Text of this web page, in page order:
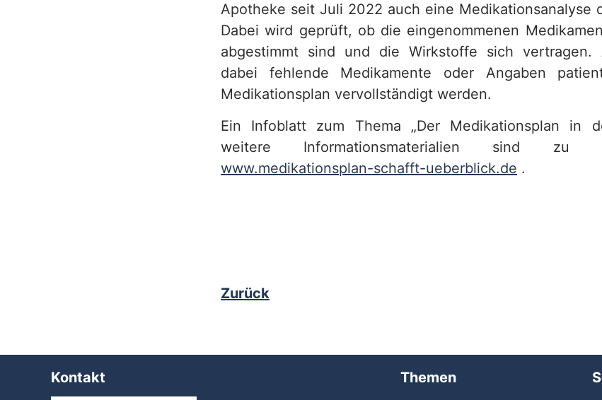
Apotheke seit Juli 2022 auch eine Medikationsanalyse
Dabei wird geprüft, ob die eingenommenen
abgestimmt sind und die Wirkstoffe sich vertragen.
dabei fehlende Medikamente oder Angaben
Medikationsplan vervollständigt werden.
Ein Infoblatt zum Thema „Der Medikationsplan in
weitere Informationsmaterialien sind zu
www.medikationsplan-schafft-ueberblick.de .
Zurück
Kontakt
Themen